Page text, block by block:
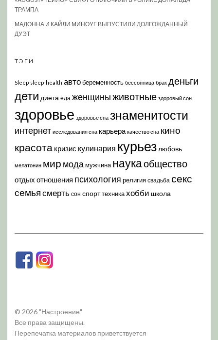
ТРАМПА
МАДОННА И КАЙЛИ МИНОУГ ВЫПУСТИЛИ ДОЛГОЖДАННЫЙ
ДУЭТ
ТЭГИ
Sleep sleep-health автобеременность бессонница брак деньги
дети диета еда женщиныживотные здоровый сон
здоровье здоровье сна знаменитости
интернет исследования сна карьера качество сна кино
красота кризис кулинария курьез любовь
мелатонин мир модамужчина наукаобщество
отдых отношения психология религия свадьба секс
семья смерть сон спорттехникахобби школа
© 2026 "Настроение"
Все права защищены.
Перепечатка материалов приветствуется